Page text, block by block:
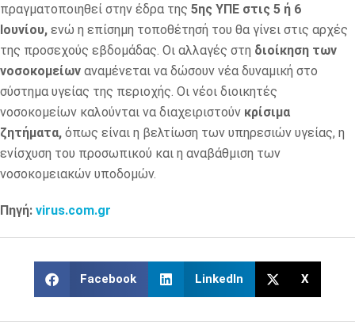
πραγματοποιηθεί στην έδρα της 5ης ΥΠΕ στις 5 ή 6
Ιουνίου, ενώ η επίσημη τοποθέτησή του θα γίνει στις αρχές
της προσεχούς εβδομάδας. Οι αλλαγές στη διοίκηση των
νοσοκομείων αναμένεται να δώσουν νέα δυναμική στο
σύστημα υγείας της περιοχής. Οι νέοι διοικητές
νοσοκομείων καλούνται να διαχειριστούν κρίσιμα
ζητήματα, όπως είναι η βελτίωση των υπηρεσιών υγείας, η
ενίσχυση του προσωπικού και η αναβάθμιση των
νοσοκομειακών υποδομών.
Πηγή: virus.com.gr
Facebook LinkedIn X